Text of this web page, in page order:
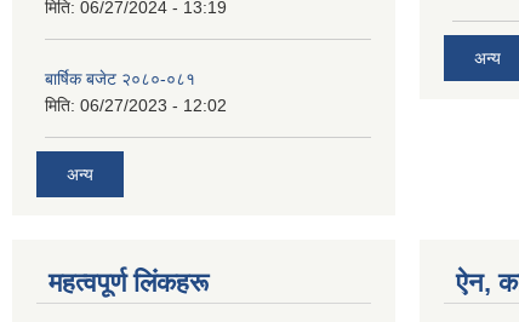
मिति: 06/27/2024 - 13:19
बार्षिक बजेट २०८०-०८१
मिति: 06/27/2023 - 12:02
अन्य
अन्य
महत्वपूर्ण लिंकहरू ऐन,